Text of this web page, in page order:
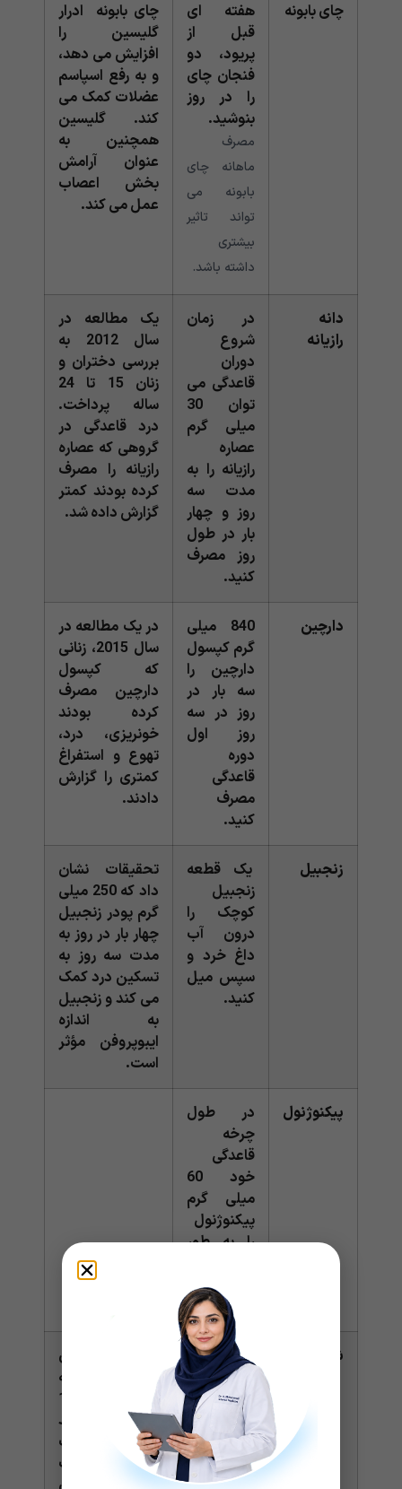
چای بابونه
هفته ای
قبل از
پریود، دو
فنجان چای
را در روز
بنوشید.
مصرف
ماهانه چای
بابونه می
تواند تاثیر
بیشتری
داشته باشد.
چای بابونه ادرار
گلیسین را
افزایش می دهد،
و به رفع اسپاسم
عضلات کمک می
کند. گلیسین
همچنین به
عنوان آرامش
بخش اعصاب
عمل می کند.
دانه
رازیانه
در زمان
شروع
دوران
قاعدگی می
توان 30
میلی گرم
عصاره
رازیانه را به
مدت سه
روز و چهار
بار در طول
روز مصرف
کنید.
یک مطالعه در
سال 2012 به
بررسی دختران و
زنان 15 تا 24
ساله پرداخت.
درد قاعدگی در
گروهی که عصاره
رازیانه را مصرف
کرده بودند کمتر
گزارش داده شد.
دارچین
840 میلی
گرم کپسول
دارچین را
سه بار در
روز در سه
روز اول
دوره
قاعدگی
مصرف
کنید.
در یک مطالعه در
سال 2015، زنانی
که کپسول
دارچین مصرف
کرده بودند
خونریزی، درد،
تهوع و استفراغ
کمتری را گزارش
دادند.
زنجبیل
یک قطعه
زنجبیل
کوچک را
درون آب
داغ خرد و
سپس میل
کنید.
تحقیقات نشان
داد که 250 میلی
گرم پودر زنجبیل
چهار بار در روز به
مدت سه روز به
تسکین درد کمک
می کند و زنجبیل
به اندازه
ایبوپروفن مؤثر
است.
پیکنوژنول
در طول
چرخه
قاعدگی
خود 60
میلی گرم
پیکنوژنول
را به طور
مصرف
کنید.
شوید
از دو روز
قبل از
چرخه
قاعدگی،
1000 میلی
گرم شوید را
تحقیقات نشان
داده است که
مصرف 1000
میلی گرم شوید
به اندازه مفنامیک
اسید که یک